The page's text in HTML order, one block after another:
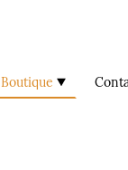
Boutique